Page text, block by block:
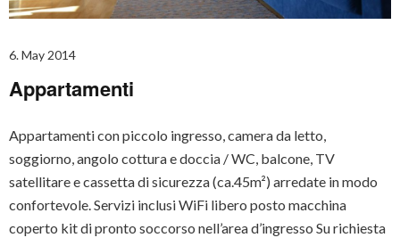
6. May 2014
Appartamenti
Appartamenti con piccolo ingresso, camera da letto,
soggiorno, angolo cottura e doccia / WC, balcone, TV
satellitare e cassetta di sicurezza (ca.45m²) arredate in modo
confortevole. Servizi inclusi WiFi libero posto macchina
coperto kit di pronto soccorso nell’area d’ingresso Su richiesta